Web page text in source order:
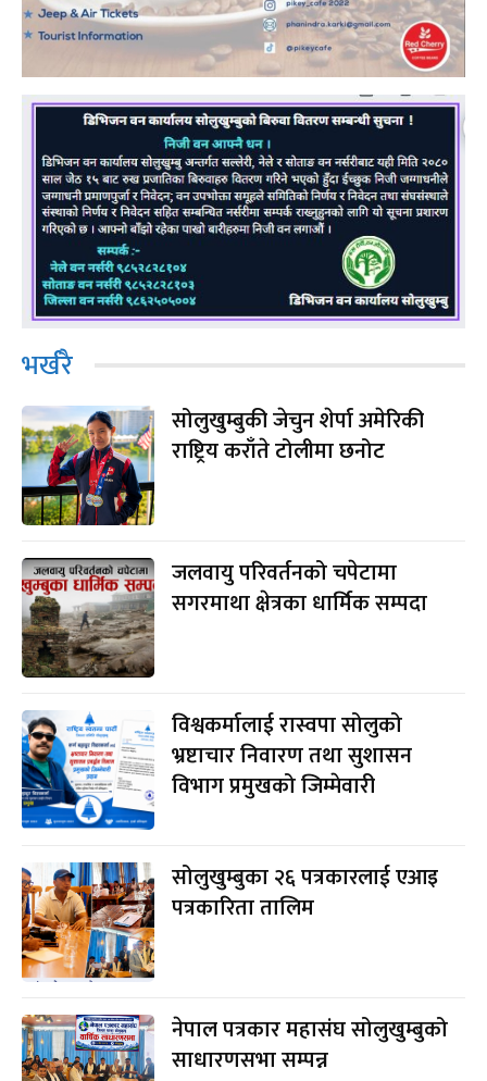
भर्खरै
सोलुखुम्बुकी जेचुन शेर्पा अमेरिकी
राष्ट्रिय कराँते टोलीमा छनोट
जलवायु परिवर्तनको चपेटामा
सगरमाथा क्षेत्रका धार्मिक सम्पदा
विश्वकर्मालाई रास्वपा सोलुको
भ्रष्टाचार निवारण तथा सुशासन
विभाग प्रमुखको जिम्मेवारी
सोलुखुम्बुका २६ पत्रकारलाई एआइ
पत्रकारिता तालिम
नेपाल पत्रकार महासंघ सोलुखुम्बुको
साधारणसभा सम्पन्न